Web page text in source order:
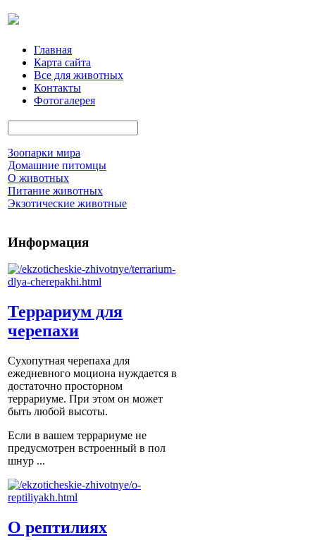
Главная
Карта сайта
Все для животных
Контакты
Фотогалерея
Зоопарки мира
Домашние питомцы
О животных
Питание животных
Экзотические животные
Информация
Террариум для
черепахи
Сухопутная черепаха для
ежедневного моциона нуждается в
достаточно просторном
террариуме. При этом он может
быть любой высоты.
Если в вашем террариуме не
предусмотрен встроенный в пол
шнур ...
О рептилиях